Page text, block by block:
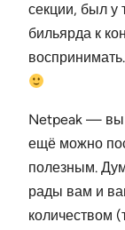
секции, был у
бильярда к
Netpeak —
ещё можно
полезным.
рады вам и
количеством